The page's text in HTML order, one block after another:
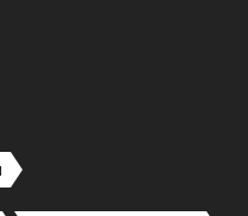
user/dancebookpl